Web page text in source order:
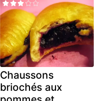
Chaussons
briochés aux